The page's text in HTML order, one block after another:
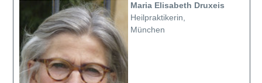
Maria Elisabeth Druxeis
Heilpraktikerin,
München